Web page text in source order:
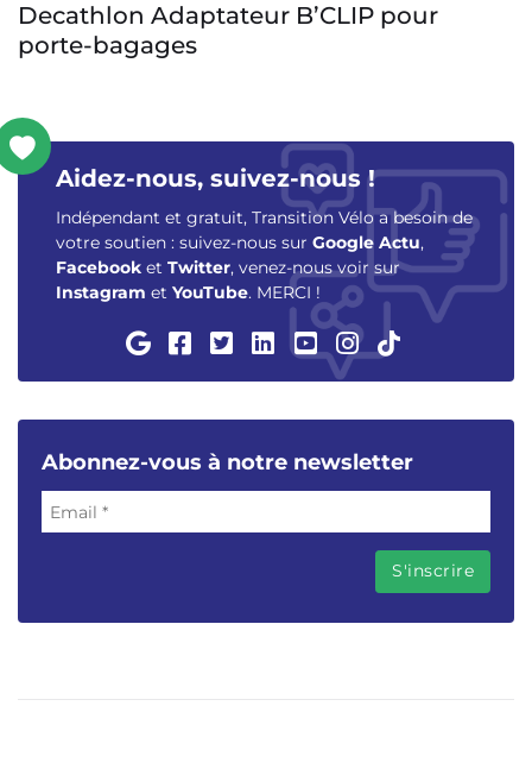
Decathlon Adaptateur B’CLIP pour
porte-bagages
Aidez-nous, suivez-nous !
Indépendant et gratuit, Transition Vélo a besoin de
votre soutien : suivez-nous sur Google Actu,
Facebook et Twitter, venez-nous voir sur
Instagram et YouTube. MERCI !
Abonnez-vous à notre newsletter